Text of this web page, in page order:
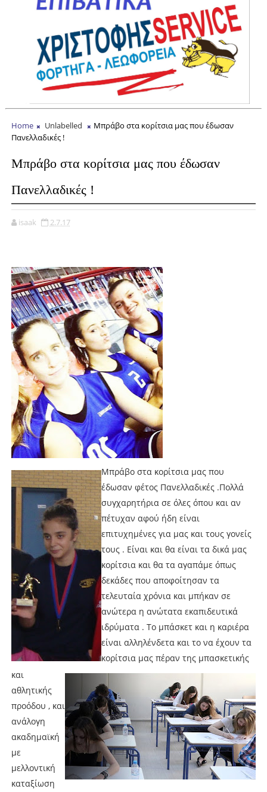
Home Unlabelled
Μπράβο στα κορίτσια μας που έδωσαν
Πανελλαδικές !
Μπράβο στα κορίτσια μας που έδωσαν
Πανελλαδικές !
isaak 2.7.17
Μπράβο στα κορίτσια μας που
έδωσαν φέτος Πανελλαδικές .Πολλά
συγχαρητήρια σε όλες όπου και αν
πέτυχαν αφού ήδη είναι
επιτυχημένες για μας και τους γονείς
τους . Είναι και θα είναι τα δικά μας
κορίτσια και θα τα αγαπάμε όπως
δεκάδες που αποφοίτησαν τα
τελευταία χρόνια και μπήκαν σε
ανώτερα η ανώτατα εκαπιδευτικά
ιδρύματα . Το μπάσκετ και η καριέρα
είναι αλληλένδετα και το να έχουν τα
κορίτσια μας πέραν της μπασκετικής
και
αθλητικής
προόδου , και
ανάλογη
ακαδημαϊκή
με
μελλοντική
καταξίωση